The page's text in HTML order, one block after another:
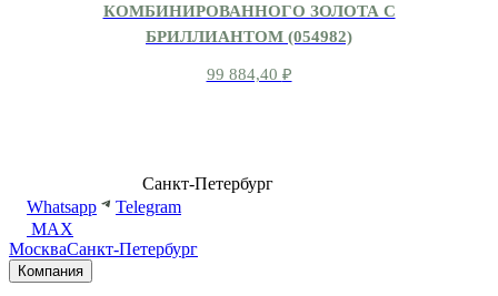
КОМБИНИРОВАННОГО ЗОЛОТА С
БРИЛЛИАНТОМ (054982)
99 884,40 ₽
Санкт-Петербург
Whatsapp
Telegram
MAX
МоскваСанкт-Петербург
Компания